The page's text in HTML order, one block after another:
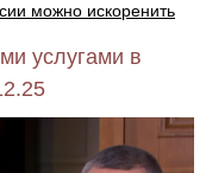
можно искоренить
услугами в